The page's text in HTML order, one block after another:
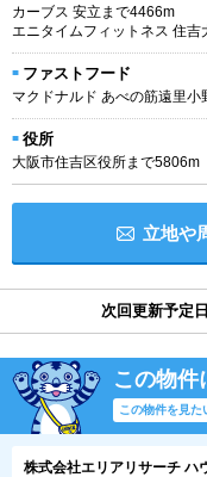
カーブス 安立まで4466m
エニタイムフィットネス 住
ファストフード
マクドナルド あべの筋遠里小
役所
大阪市住吉区役所まで5806m
立地や
次回更新予定
この物件
この物件を見た
株式会社エリアリサーチ ハ